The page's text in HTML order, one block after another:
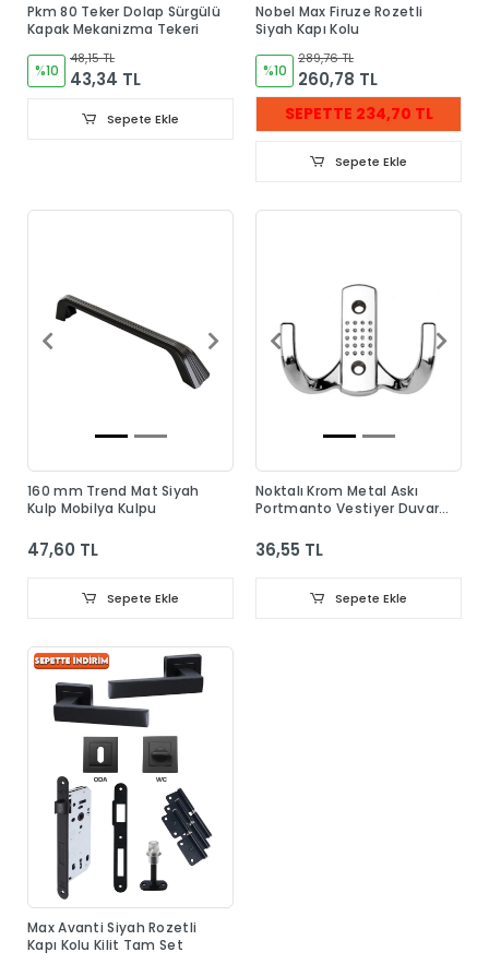
Pkm 80 Teker Dolap Sürgülü
Kapak Mekanizma Tekeri
%10
48,15 TL
43,34 TL
Sepete Ekle
Nobel Max Firuze Rozetli
Siyah Kapı Kolu
%10
289,76 TL
260,78 TL
SEPETTE 234,70 TL
Sepete Ekle
160 mm Trend Mat Siyah
Kulp Mobilya Kulpu
47,60 TL
Sepete Ekle
Noktalı Krom Metal Askı
Portmanto Vestiyer Duvar
36,55 TL
Sepete Ekle
Max Avanti Siyah Rozetli
Kapı Kolu Kilit Tam Set